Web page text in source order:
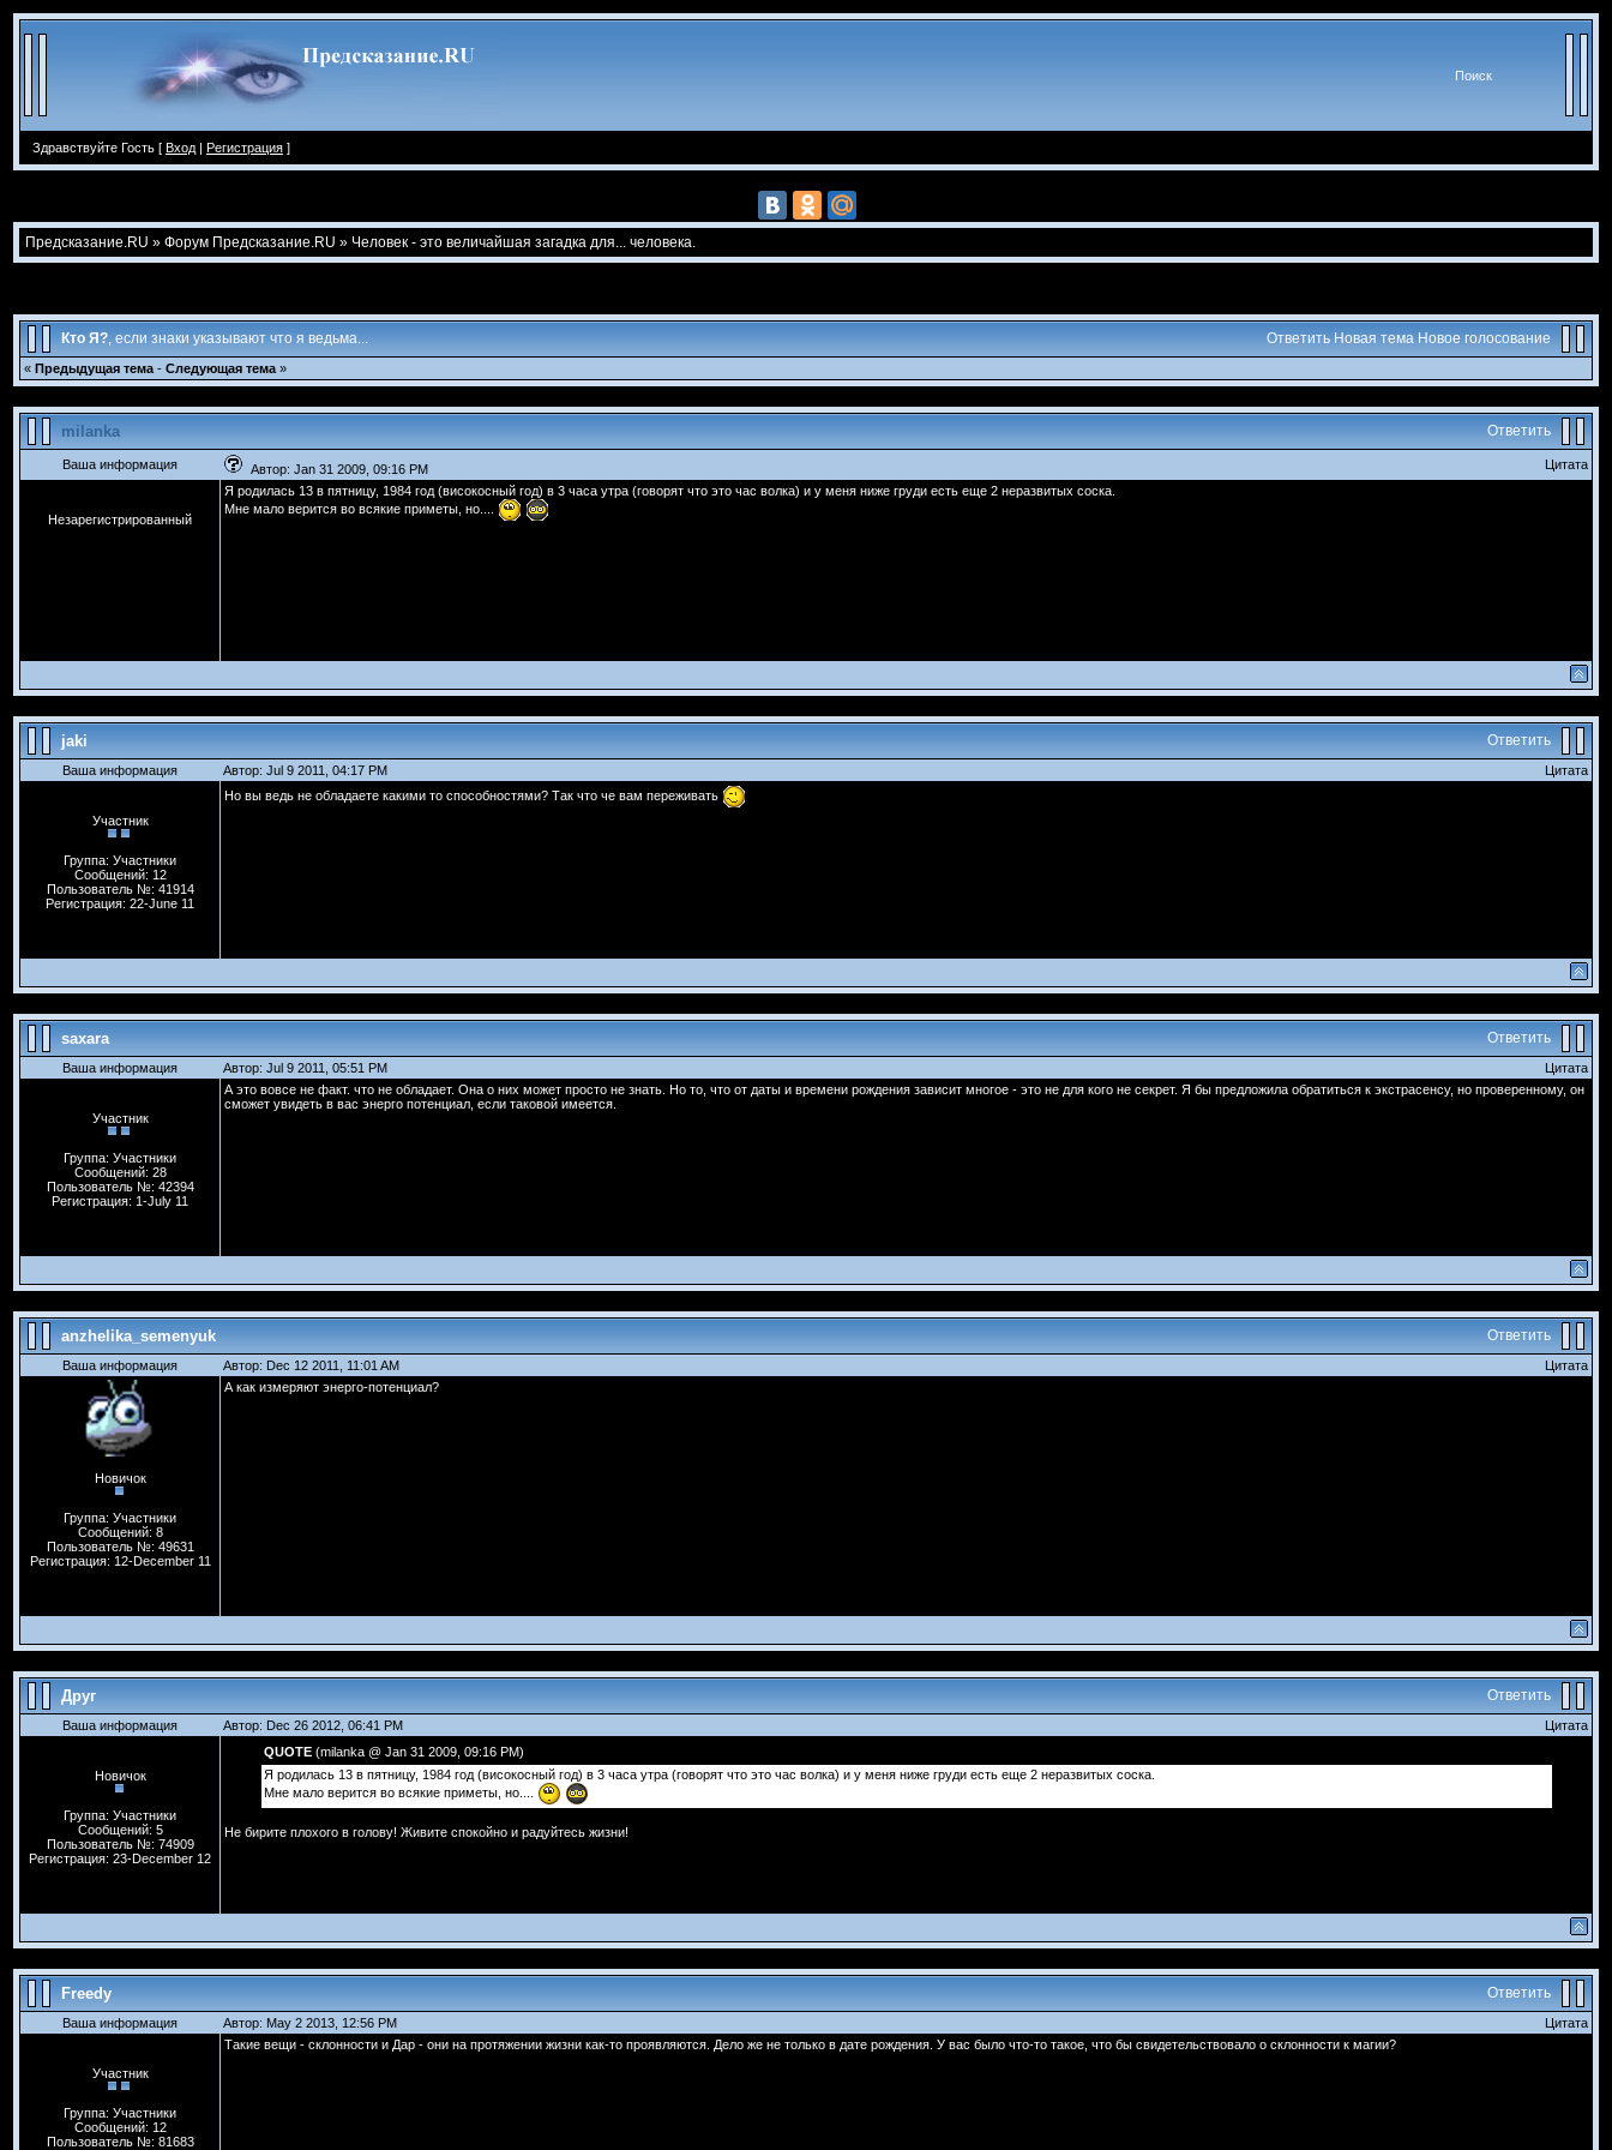
Поиск
Здравствуйте Гость [ Вход | Регистрация ]
Предсказание.RU » Форум Предсказание.RU » Человек - это величайшая загадка для... человека.
Кто Я?, если знаки указывают что я ведьма... Ответить Новая тема Новое голосование
« Предыдущая тема - Следующая тема »
milanka Ответить
Ваша информация Автор: Jan 31 2009, 09:16 PM Цитата
Незарегистрированный
Я родилась 13 в пятницу, 1984 год (високосный год) в 3 часа утра (говорят что это час волка) и у меня ниже груди есть еще 2 неразвитых соска.
Мне мало верится во всякие приметы, но....
jaki Ответить
Ваша информация Автор: Jul 9 2011, 04:17 PM Цитата
Участник
Группа: Участники
Сообщений: 12
Пользователь №: 41914
Регистрация: 22-June 11
Но вы ведь не обладаете какими то способностями? Так что че вам переживать
saxara Ответить
Ваша информация Автор: Jul 9 2011, 05:51 PM Цитата
Участник
Группа: Участники
Сообщений: 28
Пользователь №: 42394
Регистрация: 1-July 11
А это вовсе не факт. что не обладает. Она о них может просто не знать. Но то, что от даты и времени рождения зависит многое - это не для кого не секрет. Я бы предложила обратиться к экстрасенсу, но проверенному, он
сможет увидеть в вас энерго потенциал, если таковой имеется.
anzhelika_semenyuk Ответить
Ваша информация Автор: Dec 12 2011, 11:01 AM Цитата
Новичок
Группа: Участники
Сообщений: 8
Пользователь №: 49631
Регистрация: 12-December 11
А как измеряют энерго-потенциал?
Друг Ответить
Ваша информация Автор: Dec 26 2012, 06:41 PM Цитата
Новичок
Группа: Участники
Сообщений: 5
Пользователь №: 74909
Регистрация: 23-December 12
QUOTE(milanka @ Jan 31 2009, 09:16 PM)
Я родилась 13 в пятницу, 1984 год (високосный год) в 3 часа утра (говорят что это час волка) и у меня ниже груди есть еще 2 неразвитых соска.
Мне мало верится во всякие приметы, но....
Не бирите плохого в голову! Живите спокойно и радуйтесь жизни!
Freedy Ответить
Ваша информация Автор: May 2 2013, 12:56 PM Цитата
Участник
Группа: Участники
Сообщений: 12
Пользователь №: 81683
Такие вещи - склонности и Дар - они на протяжении жизни как-то проявляются. Дело же не только в дате рождения. У вас было что-то такое, что бы свидетельствовало о склонности к магии?